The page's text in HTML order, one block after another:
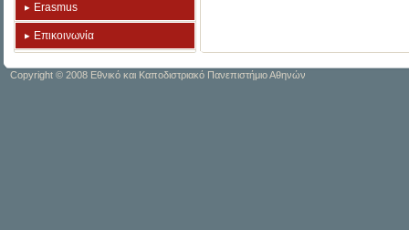
Erasmus
Επικοινωνία
Copyright © 2008 Εθνικό και Καποδιστριακό Πανεπιστήμιο Αθηνών